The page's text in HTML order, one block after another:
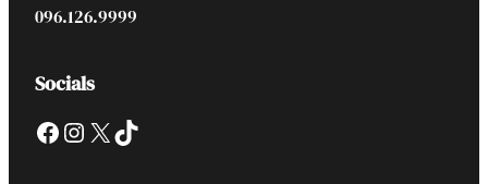
096.126.9999
Socials
Facebook Instagram X TikTok